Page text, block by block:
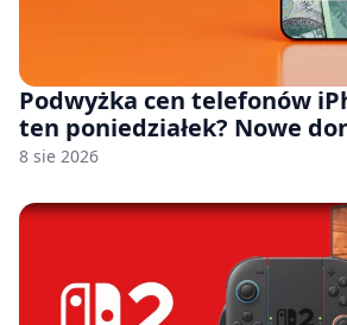
Podwyżka cen telefonów
ten poniedziałek? Nowe
8 sie 2026